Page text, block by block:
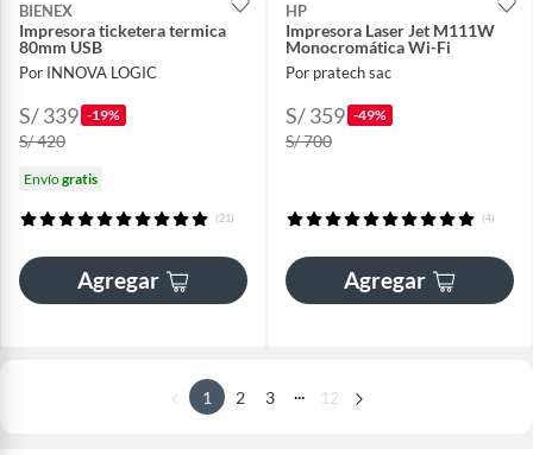
BIENEX
Impresora ticketera termica
80mm USB
Por INNOVA LOGIC
S/ 339 -19%
S/ 420
Envíogratis
(21)
Agregar
HP
Impresora Laser Jet M111W
Monocromática Wi-Fi
Por pratech sac
S/ 359 -49%
S/ 700
(4)
Agregar
1 2 3 12